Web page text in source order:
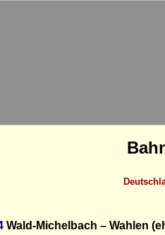
Wald-Michelbach – Wahlen